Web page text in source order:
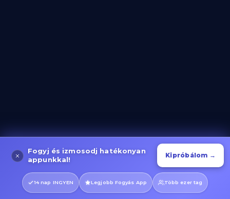
Fogyj és izmosodj hatékonyan
appunkkal!
Kipróbálom →
14 nap INGYEN Legjobb Fogyás App Több ezer tag